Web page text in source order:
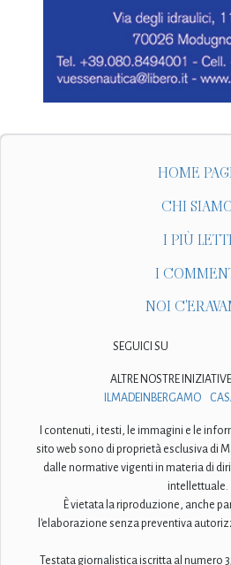
HOME
CHI
I PIÙ LETTI
I
NOI
SEGUICI SU
ALTRE NOSTRE
ILMADEINBERGAMO
I contenuti, i testi, le immagini e le
sito web sono di proprietà esclusiva di
dalle normative vigenti in materia di
intellettuale.
È vietata la riproduzione, anche
l'elaborazione senza preventiva
Testata giornalistica iscritta al numero